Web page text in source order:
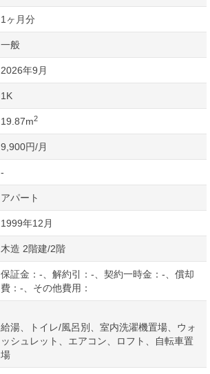
1ヶ月分
一般
2026年9月
1K
19.87m2
9,900円/月
-
アパート
1999年12月
木造 2階建/2階
保証金：-、解約引：-、契約一時金：-、償却
費：-、その他費用：
給湯、トイレ/風呂別、室内洗濯機置場、ウォ
ッシュレット、エアコン、ロフト、自転車置
場